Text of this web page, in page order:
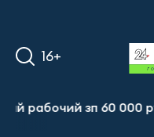
16+
зп 60 000 руб.